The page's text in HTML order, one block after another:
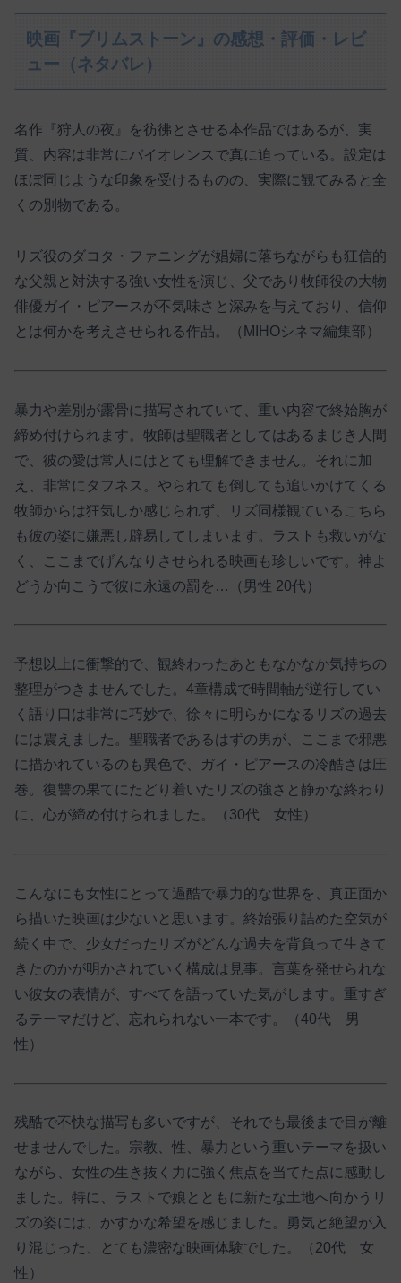
映画『ブリムストーン』の感想・評価・レビ
ュー（ネタバレ）
名作『狩人の夜』を彷彿とさせる本作品ではあるが、実
質、内容は非常にバイオレンスで真に迫っている。設定は
ほぼ同じような印象を受けるものの、実際に観てみると全
くの別物である。
リズ役のダコタ・ファニングが娼婦に落ちながらも狂信的
な父親と対決する強い女性を演じ、父であり牧師役の大物
俳優ガイ・ピアースが不気味さと深みを与えており、信仰
とは何かを考えさせられる作品。（MIHOシネマ編集部）
暴力や差別が露骨に描写されていて、重い内容で終始胸が
締め付けられます。牧師は聖職者としてはあるまじき人間
で、彼の愛は常人にはとても理解できません。それに加
え、非常にタフネス。やられても倒しても追いかけてくる
牧師からは狂気しか感じられず、リズ同様観ているこちら
も彼の姿に嫌悪し辟易してしまいます。ラストも救いがな
く、ここまでげんなりさせられる映画も珍しいです。神よ
どうか向こうで彼に永遠の罰を…（男性 20代）
予想以上に衝撃的で、観終わったあともなかなか気持ちの
整理がつきませんでした。4章構成で時間軸が逆行してい
く語り口は非常に巧妙で、徐々に明らかになるリズの過去
には震えました。聖職者であるはずの男が、ここまで邪悪
に描かれているのも異色で、ガイ・ピアースの冷酷さは圧
巻。復讐の果てにたどり着いたリズの強さと静かな終わり
に、心が締め付けられました。（30代 女性）
こんなにも女性にとって過酷で暴力的な世界を、真正面か
ら描いた映画は少ないと思います。終始張り詰めた空気が
続く中で、少女だったリズがどんな過去を背負って生きて
きたのかが明かされていく構成は見事。言葉を発せられな
い彼女の表情が、すべてを語っていた気がします。重すぎ
るテーマだけど、忘れられない一本です。（40代 男
性）
残酷で不快な描写も多いですが、それでも最後まで目が離
せませんでした。宗教、性、暴力という重いテーマを扱い
ながら、女性の生き抜く力に強く焦点を当てた点に感動し
ました。特に、ラストで娘とともに新たな土地へ向かうリ
ズの姿には、かすかな希望を感じました。勇気と絶望が入
り混じった、とても濃密な映画体験でした。（20代 女
性）